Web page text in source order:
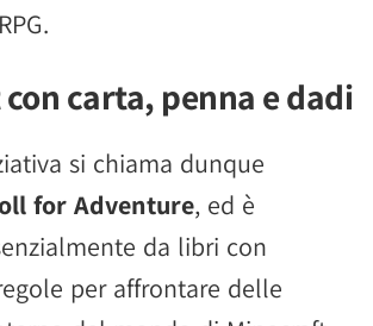
carta, penna e dadi
si chiama dunque
for Adventure, ed è
da libri con
per affrontare delle